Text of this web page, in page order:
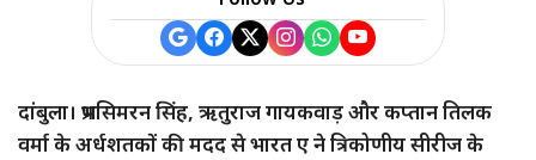
दांबुला। प्रभसिमरन सिंह, ऋतुराज गायकवाड़ और कप्तान तिलक
वर्मा के अर्धशतकों की मदद से भारत ए ने त्रिकोणीय सीरीज के